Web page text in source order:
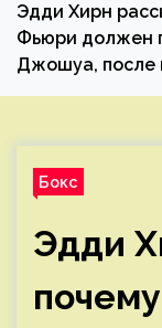
Эдди Хирн
Фьюри должен
Джошуа, после
Бокс
Эдди